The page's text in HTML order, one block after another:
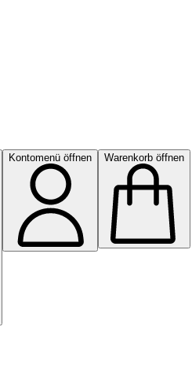
Kontomenü öffnen Warenkorb öffnen